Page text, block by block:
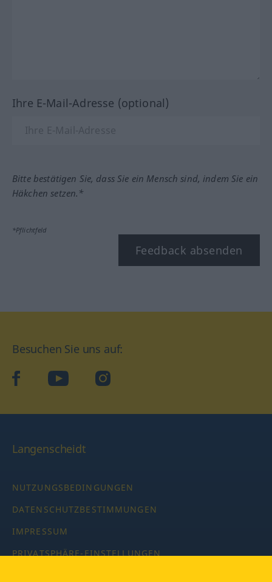
Ihre E-Mail-Adresse (optional)
Bitte bestätigen Sie, dass Sie ein Mensch sind, indem Sie ein
Häkchen setzen.*
*Pflichtfeld
Feedback absenden
Besuchen Sie uns auf:
facebookYouTube Instagram
Langenscheidt
NUTZUNGSBEDINGUNGEN
DATENSCHUTZBESTIMMUNGEN
IMPRESSUM
PRIVATSPHÄRE-EINSTELLUNGEN